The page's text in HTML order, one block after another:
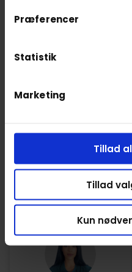
Præferencer
Statistik
Marketing
Tillad
Tillad
Kun